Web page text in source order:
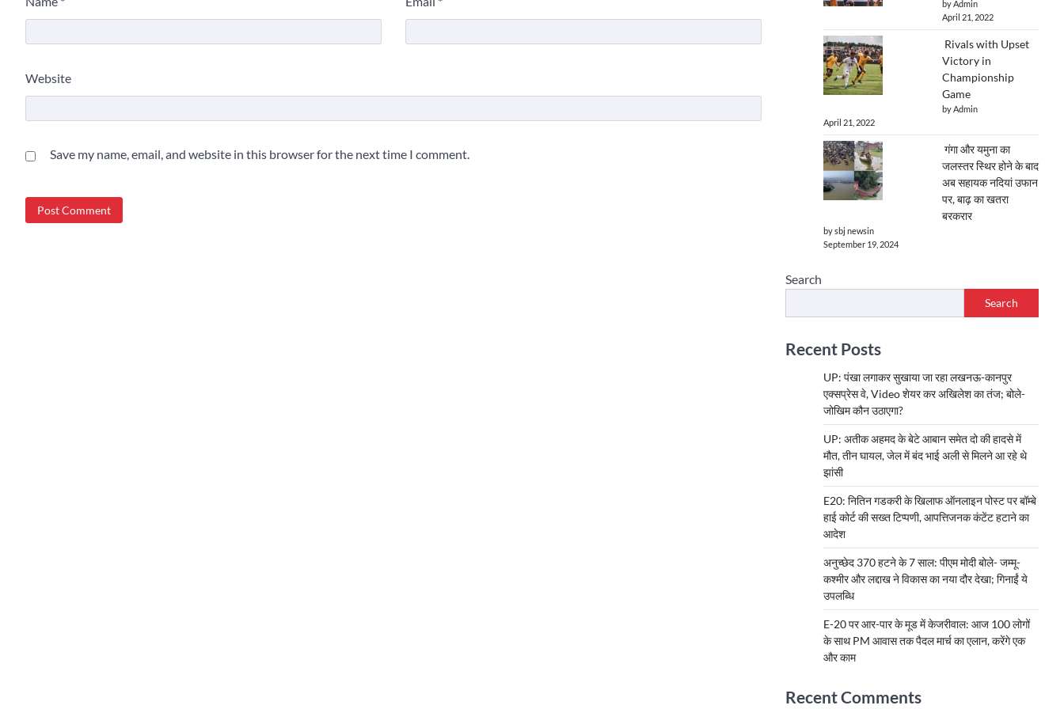
Website
Save my name, email, and website in this browser for the next time I comment.
by Admin
April 21, 2022
Rivals with Upset
Victory in
Championship
Game
by Admin
April 21, 2022
गंगा और यमुना का
जलस्तर स्थिर होने के बाद
अब सहायक नदियां उफान
पर, बाढ़ का खतरा
बरकरार
by sbj newsin
September 19, 2024
Search
Search
Recent Posts
UP: पंखा लगाकर सुखाया जा रहा लखनऊ-कानपुर
एक्सप्रेस वे, Video शेयर कर अखिलेश का तंज; बोले-
जोखिम कौन उठाएगा?
UP: अतीक अहमद के बेटे आबान समेत दो की हादसे में
मौत, तीन घायल, जेल में बंद भाई अली से मिलने आ रहे थे
झांसी
E20: नितिन गडकरी के खिलाफ ऑनलाइन पोस्ट पर बॉम्बे
हाई कोर्ट की सख्त टिप्पणी, आपत्तिजनक कंटेंट हटाने का
आदेश
अनुच्छेद 370 हटने के 7 साल: पीएम मोदी बोले- जम्मू-
कश्मीर और लद्दाख ने विकास का नया दौर देखा; गिनाईं ये
उपलब्धि
E-20 पर आर-पार के मूड में केजरीवाल: आज 100 लोगों
के साथ PM आवास तक पैदल मार्च का एलान, करेंगे एक
और काम
Recent Comments